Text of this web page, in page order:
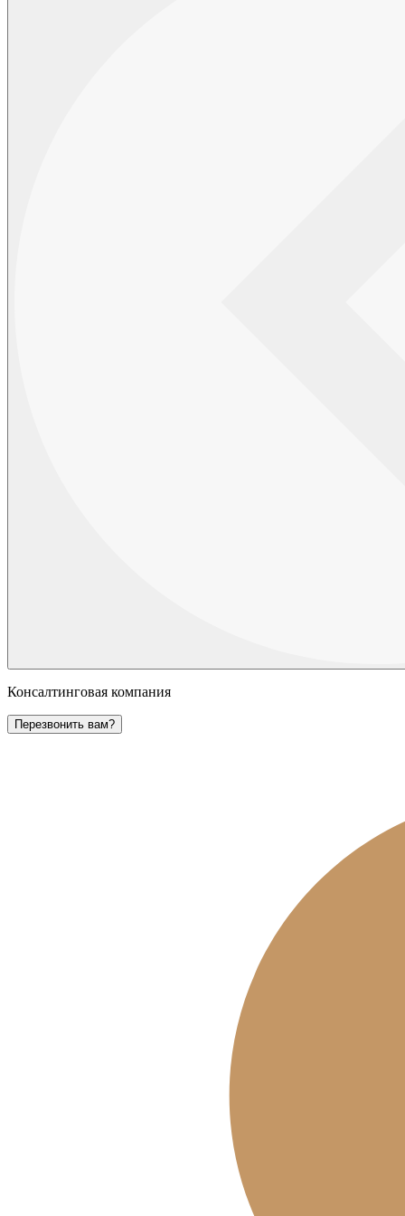
Консалтинговая компания
Перезвонить вам?